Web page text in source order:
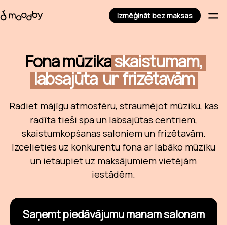
Izmēģināt bez maksas
Fona mūzikaskaistumam,
labsajūtaiunfrizētavām
Radiet mājīgu atmosfēru, straumējot mūziku, kas
radīta tieši spa un labsajūtas centriem,
skaistumkopšanas saloniem un frizētavām.
Izcelieties uz konkurentu fona ar labāko mūziku
un ietaupiet uz maksājumiem vietējām
iestādēm.
Saņemt piedāvājumu manam salonam